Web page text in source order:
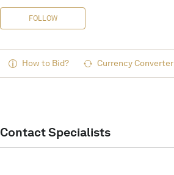
FOLLOW
How to Bid? Currency Converter
Contact Specialists